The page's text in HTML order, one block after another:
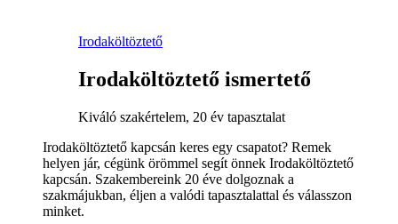
Irodaköltöztető
Irodaköltöztető ismertető
Kiváló szakértelem, 20 év tapasztalat
Irodaköltöztető kapcsán keres egy csapatot? Remek
helyen jár, cégünk örömmel segít önnek Irodaköltöztető
kapcsán. Szakembereink 20 éve dolgoznak a
szakmájukban, éljen a valódi tapasztalattal és válasszon
minket.